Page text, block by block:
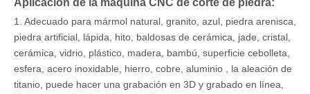
Aplicación de la máquina CNC de corte de piedra:
1. Adecuado para mármol natural, granito, azul, piedra arenisca,
piedra artificial, lápida, hito, baldosas de cerámica, jade, cristal,
cerámica, vidrio, plástico, madera, bambú, superficie cebolleta,
esfera, acero inoxidable, hierro, cobre, aluminio , la aleación de
titanio, puede hacer una grabación en 3D y grabado en línea,